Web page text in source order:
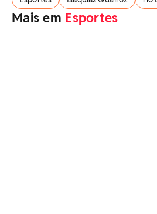
Mais em Esportes